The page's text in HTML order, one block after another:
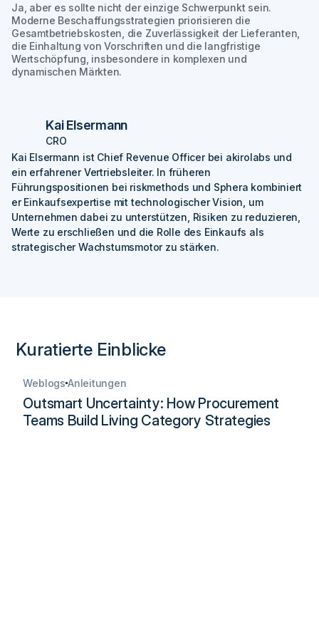
Ja, aber es sollte nicht der einzige Schwerpunkt sein.
Moderne Beschaffungsstrategien priorisieren die
Gesamtbetriebskosten, die Zuverlässigkeit der Lieferanten,
die Einhaltung von Vorschriften und die langfristige
Wertschöpfung, insbesondere in komplexen und
dynamischen Märkten.
Kai Elsermann
CRO
Kai Elsermann ist Chief Revenue Officer bei akirolabs und
ein erfahrener Vertriebsleiter. In früheren
Führungspositionen bei riskmethods und Sphera kombiniert
er Einkaufsexpertise mit technologischer Vision, um
Unternehmen dabei zu unterstützen, Risiken zu reduzieren,
Werte zu erschließen und die Rolle des Einkaufs als
strategischer Wachstumsmotor zu stärken. ‍
Kuratierte Einblicke
Weblogs Anleitungen
Outsmart Uncertainty: How Procurement
Teams Build Living Category Strategies